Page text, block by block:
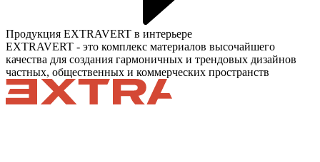
Продукция EXTRAVERT в интерьере
EXTRAVERT - это комплекс материалов высочайшего
качества для создания гармоничных и трендовых дизайнов
частных, общественных и коммерческих пространств